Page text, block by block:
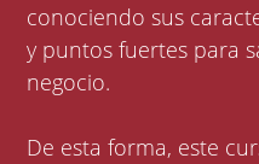
conociendo sus
y puntos fuertes para
negocio.
De esta forma, este